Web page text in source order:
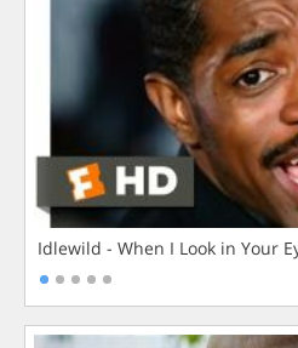
Idlewild - When I Look in Your